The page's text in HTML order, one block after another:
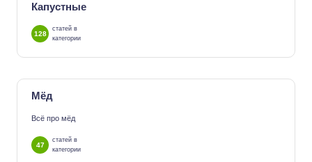
Капустные
128
статей в
категории
Мёд
Всё про мёд
47
статей в
категории